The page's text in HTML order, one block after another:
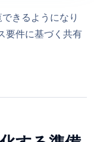
きるようになり
要件に基づく共有